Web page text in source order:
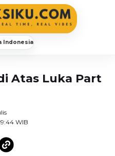
Indonesia
Atas Luka Part
WIB